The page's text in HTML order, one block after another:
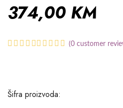
374,00 KM
(0 customer
Šifra proizvoda: